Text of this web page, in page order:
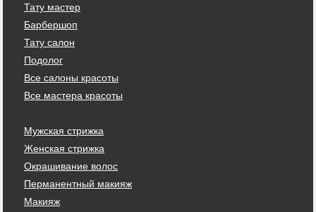
Тату мастер
Барбершоп
Тату салон
Подолог
Все салоны красоты
Все мастера красоты
Мужская стрижка
Женская стрижка
Окрашивание волос
Перманентный макияж
Макияж